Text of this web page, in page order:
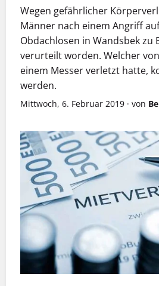
Wegen gefährlicher
Männer nach einem Angriff
Obdachlosen in Wandsbek zu
verurteilt worden. Welcher
einem Messer verletzt hatte,
werden.
Mittwoch, 6. Februar 2019 · von